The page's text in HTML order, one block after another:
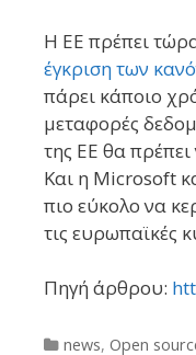
Η ΕΕ πρέπει
έγκριση των
πάρει κάποιο
μεταφορές
της ΕΕ θα πρέπει
Και η Microsoft
πιο εύκολο να
τις ευρωπαϊκές
Πηγή άρθρου:
Categories
news, Open